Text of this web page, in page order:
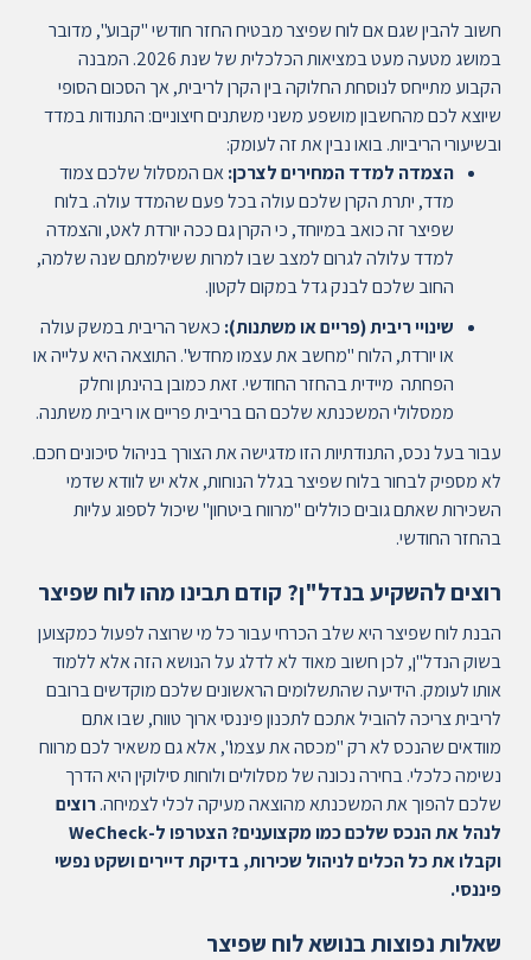
חשוב להבין שגם אם לוח שפיצר מבטיח החזר חודשי "קבוע", מדובר
במושג מטעה מעט במציאות הכלכלית של שנת 2026. המבנה
הקבוע מתייחס לנוסחת החלוקה בין הקרן לריבית, אך הסכום הסופי
שיוצא לכם מהחשבון מושפע משני משתנים חיצוניים: התנודות במדד
ובשיעורי הריביות. בואו נבין את זה לעומק:
הצמדה למדד המחירים לצרכן:אם המסלול שלכם צמוד
מדד, יתרת הקרן שלכם עולה בכל פעם שהמדד עולה. בלוח
שפיצר זה כואב במיוחד, כי הקרן גם ככה יורדת לאט, והצמדה
למדד עלולה לגרום למצב שבו למרות ששילמתם שנה שלמה,
החוב שלכם לבנק גדל במקום לקטון.
שינויי ריבית (פריים או משתנות): כאשר הריבית במשק עולה
או יורדת, הלוח "מחשב את עצמו מחדש". התוצאה היא עלייה או
הפחתה מיידית בהחזר החודשי. זאת כמובן בהינתן וחלק
ממסלולי המשכנתא שלכם הם בריבית פריים או ריבית משתנה.
עבור בעל נכס, התנודתיות הזו מדגישה את הצורך בניהול סיכונים חכם.
לא מספיק לבחור בלוח שפיצר בגלל הנוחות, אלא יש לוודא שדמי
השכירות שאתם גובים כוללים "מרווח ביטחון" שיכול לספוג עליות
בהחזר החודשי.
רוצים להשקיע בנדל"ן? קודם תבינו מהו לוח שפיצר
הבנת לוח שפיצר היא שלב הכרחי עבור כל מי שרוצה לפעול כמקצוען
בשוק הנדל"ן, לכן חשוב מאוד לא לדלג על הנושא הזה אלא ללמוד
אותו לעומק. הידיעה שהתשלומים הראשונים שלכם מוקדשים ברובם
לריבית צריכה להוביל אתכם לתכנון פיננסי ארוך טווח, שבו אתם
מוודאים שהנכס לא רק "מכסה את עצמו", אלא גם משאיר לכם מרווח
נשימה כלכלי. בחירה נכונה של מסלולים ולוחות סילוקין היא הדרך
שלכם להפוך את המשכנתא מהוצאה מעיקה לכלי לצמיחה.רוצים
לנהל את הנכס שלכם כמו מקצוענים? הצטרפו ל-WeCheck
וקבלו את כל הכלים לניהול שכירות, בדיקת דיירים ושקט נפשי
פיננסי.
שאלות נפוצות בנושא לוח שפיצר